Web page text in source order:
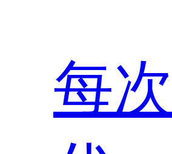
每